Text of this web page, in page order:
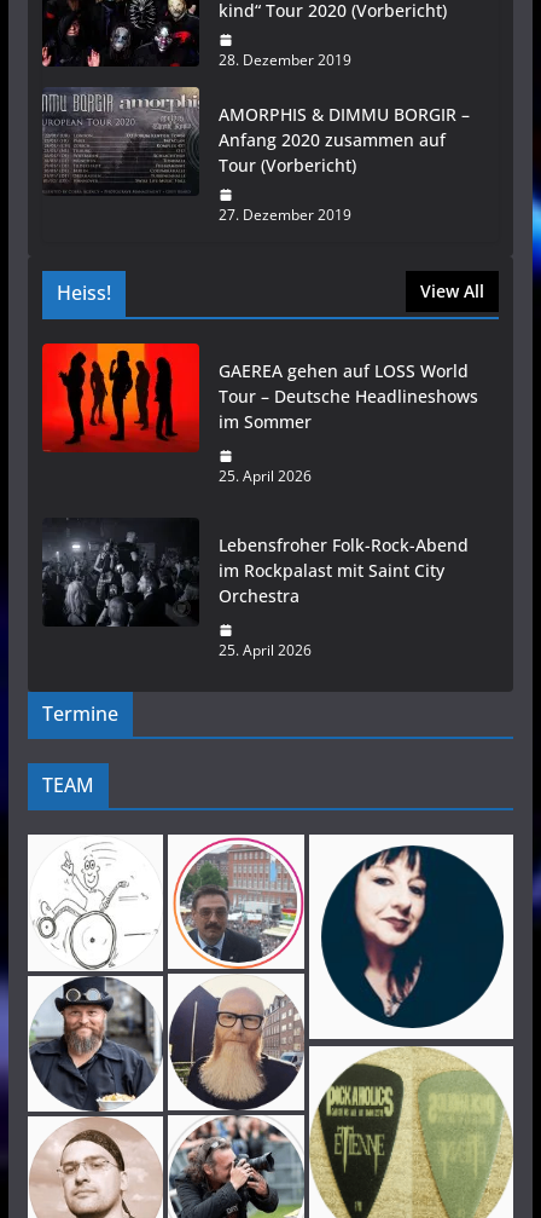
kind“ Tour 2020 (Vorbericht)
28. Dezember 2019
AMORPHIS & DIMMU BORGIR –
Anfang 2020 zusammen auf
Tour (Vorbericht)
27. Dezember 2019
Heiss! View All
GAEREA gehen auf LOSS World
Tour – Deutsche Headlineshows
im Sommer
25. April 2026
Lebensfroher Folk-Rock-Abend
im Rockpalast mit Saint City
Orchestra
25. April 2026
Termine
TEAM